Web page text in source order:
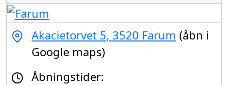
Akacietorvet 5, 3520 Farum (åbn i
Google maps)
Åbningstider: